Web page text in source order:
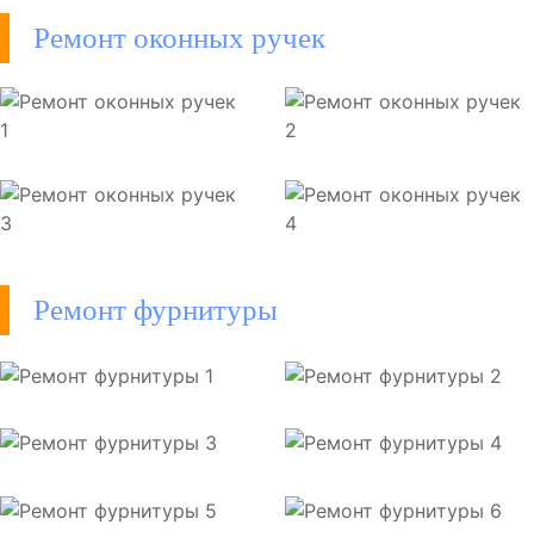
Ремонт оконных ручек
Ремонт фурнитуры